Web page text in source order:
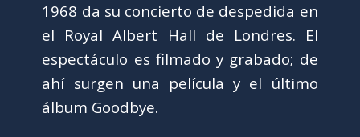
1968 da su concierto de despedida en
el Royal Albert Hall de Londres. El
espectáculo es filmado y grabado; de
ahí surgen una película y el último
álbum Goodbye.